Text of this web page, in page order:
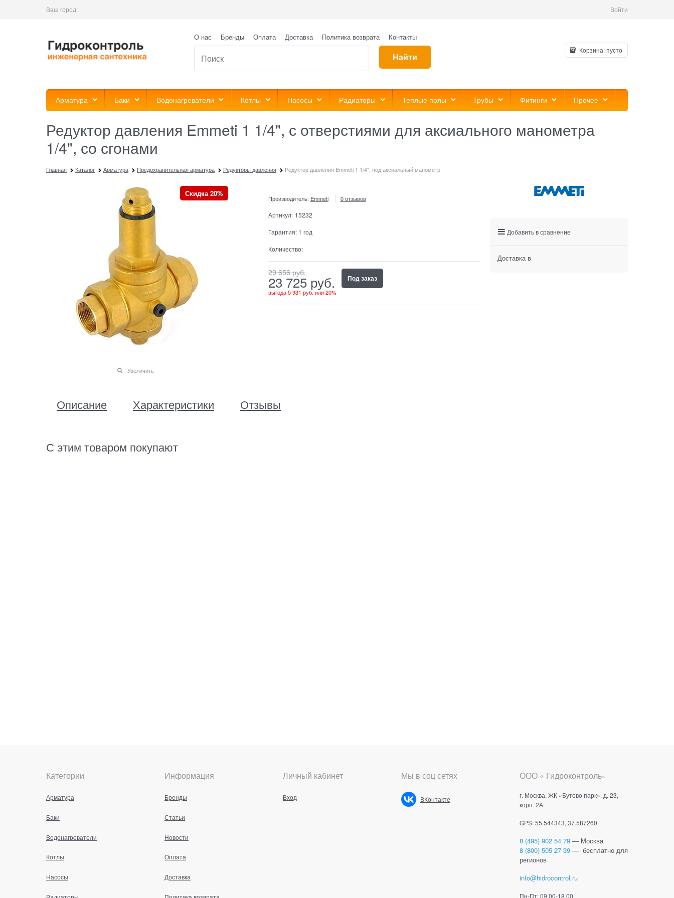
Ваш город: Войти
О нас Бренды Оплата Доставка Политика возврата Контакты
Найти
Корзина:пусто
Арматура Баки Водонагреватели Котлы Насосы Радиаторы Теплые полы Трубы Фитинги Прочее
Редуктор давления Emmeti 1 1/4", с отверстиями для аксиального манометра
1/4", со сгонами
Главная Каталог Арматура Предохранительная арматура Редукторы давления Редуктор давления Emmeti 1 1/4", под аксиальный манометр
Скидка 20%
Увеличить
Производитель: Emmeti 0 отзывов
Артикул: 15232
Гарантия: 1 год
Количество:
29 656 руб.
23 725 руб.
выгода5 931 руб. или20%
Под заказ
Описание Характеристики Отзывы
С этим товаром покупают
Добавить в сравнение
Доставка в
Категории
Арматура
Баки
Водонагреватели
Котлы
Насосы
Информация
Бренды
Статьи
Новости
Оплата
Доставка
Личный кабинет
Вход
Мы в соц сетях
ВКонтакте
ООО « Гидроконтроль»
г. Москва, ЖК «Бутово парк», д. 23,
корп. 2А.
GPS: 55.544343, 37.587260
8 (495) 902 54 79 — Москва
8 (800) 505 27 39 — бесплатно для
регионов
info@hidrocontrol.ru
Пн-Пт: 09.00-18.00.